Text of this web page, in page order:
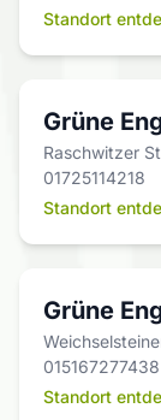
Standort
Grüne
Raschwitzer
01725114218
Standort
Grüne
015167277438
Standort